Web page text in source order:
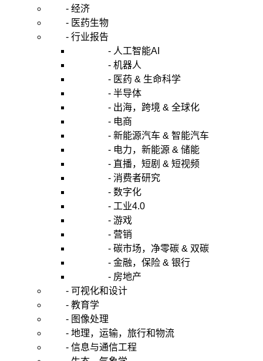
- 经济
- 医药生物
- 行业报告
- 人工智能AI
- 机器人
- 医药 & 生命科学
- 半导体
- 出海，跨境 & 全球化
- 电商
- 新能源汽车 & 智能汽车
- 电力，新能源 & 储能
- 直播，短剧 & 短视频
- 消费者研究
- 数字化
- 工业4.0
- 游戏
- 营销
- 碳市场，净零碳 & 双碳
- 金融，保险 & 银行
- 房地产
- 可视化和设计
- 教育学
- 图像处理
- 地理，运输，旅行和物流
- 信息与通信工程